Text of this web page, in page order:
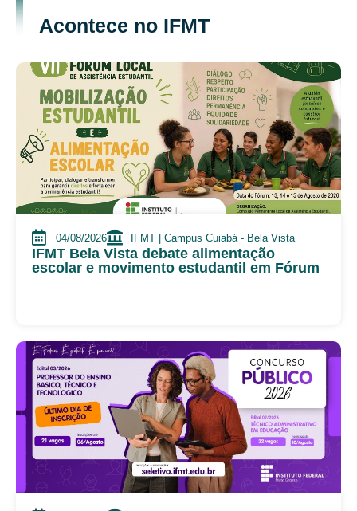
Acontece no IFMT
04/08/2026 IFMT | Campus Cuiabá - Bela Vista
IFMT Bela Vista debate alimentação
escolar e movimento estudantil em Fórum